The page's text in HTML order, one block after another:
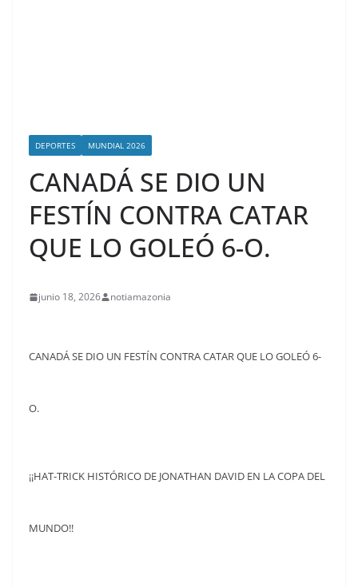
DEPORTES MUNDIAL 2026
CANADÁ SE DIO UN
FESTÍN CONTRA CATAR
QUE LO GOLEÓ 6-O.
junio 18, 2026 notiamazonia
CANADÁ SE DIO UN FESTÍN CONTRA CATAR QUE LO GOLEÓ 6-
O.
¡¡HAT-TRICK HISTÓRICO DE JONATHAN DAVID EN LA COPA DEL
MUNDO!!